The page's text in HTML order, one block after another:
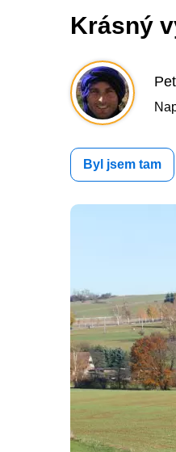
Krásný
Byl jsem tam